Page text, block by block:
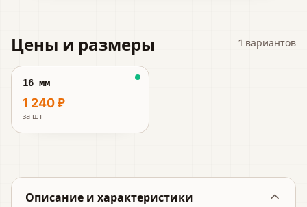
Цены и размеры 1 вариантов
16 мм
1 240 ₽
за шт
Описание и характеристики